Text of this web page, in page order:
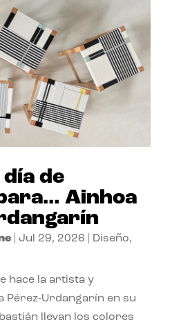
de
Ainhoa
| Jul 29, 2026 Diseño,
hace la artista y
Pérez-Urdangarín en su
llevan los colores